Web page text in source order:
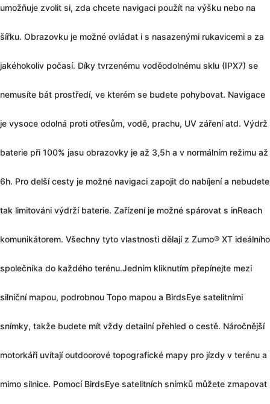
umožňuje zvolit si, zda chcete navigaci použít na výšku nebo na
šířku. Obrazovku je možné ovládat i s nasazenými rukavicemi a za
jakéhokoliv počasí. Díky tvrzenému voděodolnému sklu (IPX7) se
nemusíte bát prostředí, ve kterém se budete pohybovat. Navigace
je vysoce odolná proti otřesům, vodě, prachu, UV záření atd. Výdrž
baterie při 100% jasu obrazovky je až 3,5h a v normálním režimu až
6h. Pro delší cesty je možné navigaci zapojit do nabíjení a nebudete
tak limitováni výdrží baterie. Zařízení je možné spárovat s inReach
komunikátorem. Všechny tyto vlastnosti dělají z Zumo® XT ideálního
společníka do každého terénu.Jedním kliknutím přepínejte mezi
silniční mapou, podrobnou Topo mapou a BirdsEye satelitními
snímky, takže budete mít vždy detailní přehled o cestě. Náročnější
motorkáři uvítají outdoorové topografické mapy pro jízdy v terénu a
mimo silnice. Pomocí BirdsEye satelitních snímků můžete zmapovat